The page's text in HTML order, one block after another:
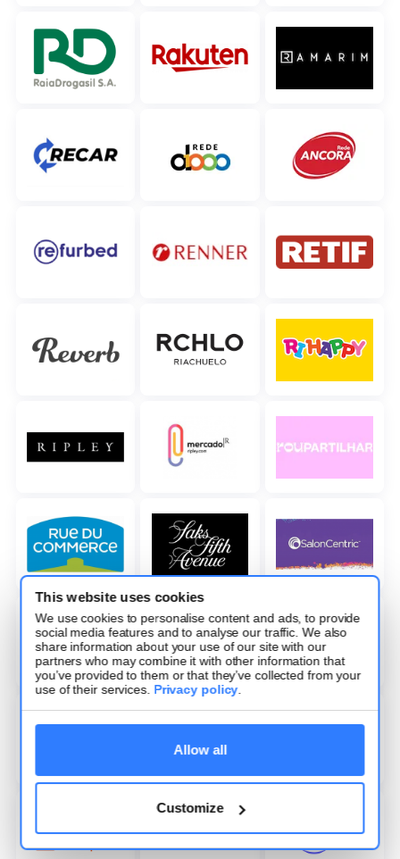
This website uses cookies
We use cookies to personalise content and ads, to provide
social media features and to analyse our traffic. We also
share information about your use of our site with our
partners who may combine it with other information that
you’ve provided to them or that they’ve collected from your
use of their services. Privacy policy.
Allow all
Customize